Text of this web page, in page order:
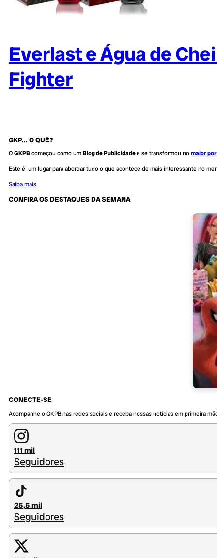
Everlast e Água de
Fighter
GKP... O QUÊ?
OGKPBcomeçou como umBlog de Publicidadee se transformou nomaior
Este é um lugar para abordar tudo o que acontece de mais interessante no
Saiba mais
CONFIRA OS DESTAQUES DA SEMANA
CONECTE-SE
Acompanhe o GKPB nas redes sociais e receba nossas notícias em primeira
111 mil
Seguidores
25,5 mil
Seguidores